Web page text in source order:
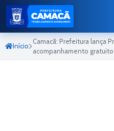
Início
Camacã: Prefeitura lança
acompanhamento